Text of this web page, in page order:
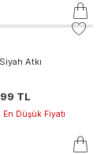
Atkı
TL
Düşük Fiyatı